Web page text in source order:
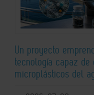
Un proyecto
tecnología capaz
microplásticos del